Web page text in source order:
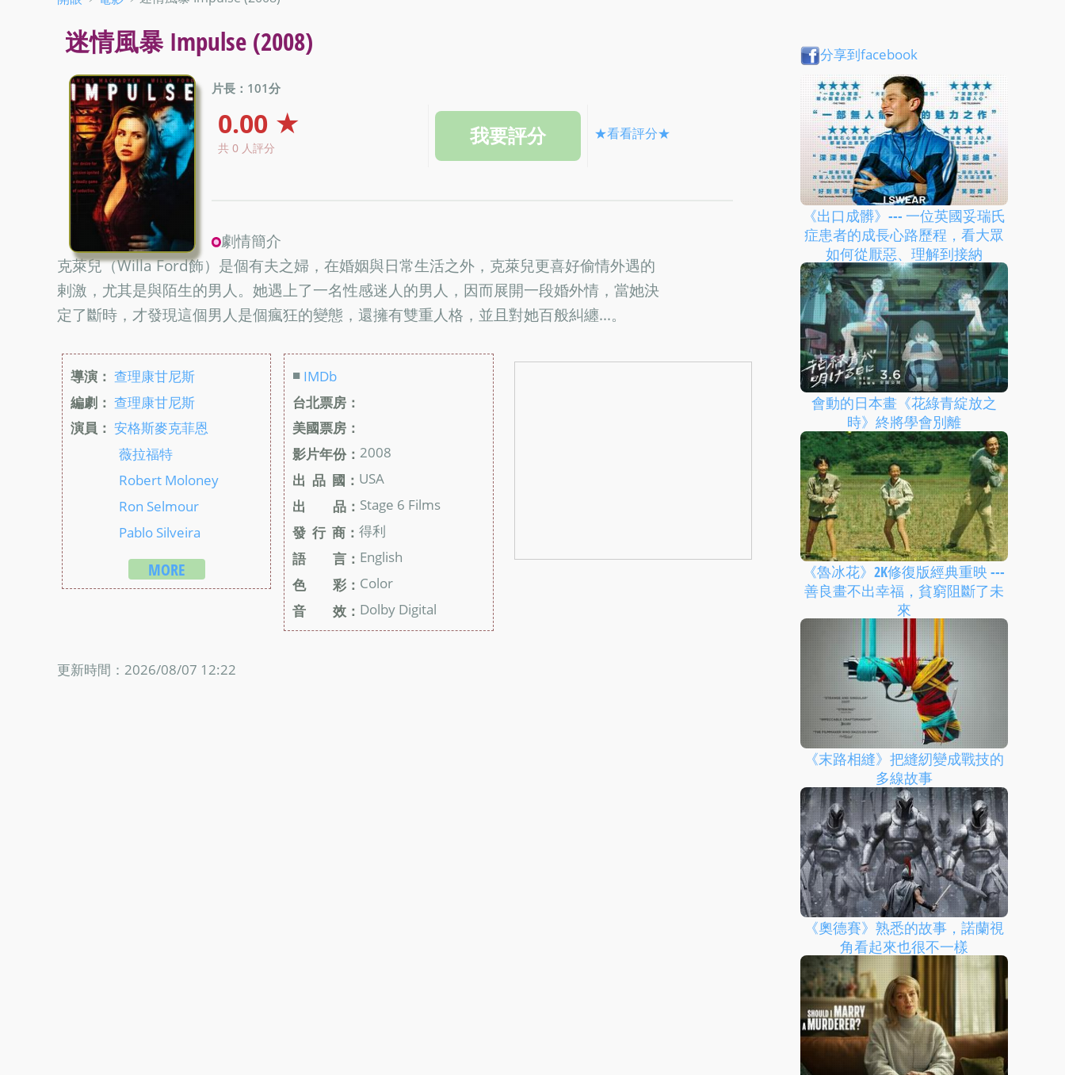
迷情風暴 Impulse (2008)
片長：101分
0.00 ★
共 0 人評分
★看看評分★
劇情簡介
克萊兒（Willa Ford飾）是個有夫之婦，在婚姻與日常生活之外，克萊兒更喜好偷情外遇的
剌激，尤其是與陌生的男人。她遇上了一名性感迷人的男人，因而展開一段婚外情，當她決
定了斷時，才發現這個男人是個瘋狂的變態，還擁有雙重人格，並且對她百般糾纏...。
導演： 查理康甘尼斯
編劇： 查理康甘尼斯
演員： 安格斯麥克菲恩
薇拉福特
Robert Moloney
Ron Selmour
Pablo Silveira
MORE
■ IMDb
台北票房：
美國票房：
影片年份： 2008
出 品 國： USA
出 品： Stage 6 Films
發 行 商：得利
語 言： English
色 彩： Color
音 效： Dolby Digital
更新時間：2026/08/07 12:22
分享到facebook
《出口成髒》--- 一位英國妥瑞氏
症患者的成長心路歷程，看大眾
如何從厭惡、理解到接納
會動的日本畫《花綠青綻放之
時》終將學會別離
《魯冰花》2K修復版經典重映 ---
善良畫不出幸福，貧窮阻斷了未
來
《末路相縫》把縫紉變成戰技的
多線故事
《奧德賽》熟悉的故事，諾蘭視
角看起來也很不一樣